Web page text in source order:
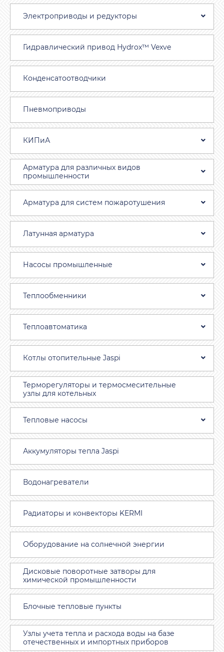
Электроприводы и редукторы
Гидравлический привод Hydrox™ Vexve
Конденсатоотводчики
Пневмоприводы
КИПиА
Арматура для различных видов
промышленности
Арматура для систем пожаротушения
Латунная арматура
Насосы промышленные
Теплообменники
Теплоавтоматика
Котлы отопительные Jaspi
Терморегуляторы и термосмесительные
узлы для котельных
Тепловые насосы
Аккумуляторы тепла Jaspi
Водонагреватели
Радиаторы и конвекторы KERMI
Оборудование на солнечной энергии
Дисковые поворотные затворы для
химической промышленности
Блочные тепловые пункты
Узлы учета тепла и расхода воды на базе
отечественных и импортных приборов